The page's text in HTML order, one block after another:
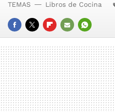
FACEBOOK
TWITTERFLIPBOARD
E-
MAIL
WHATSAPP
TEMAS Libros de Cocina